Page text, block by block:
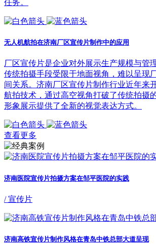
任务。
无人机航拍在济南厂区宣传片制作中的应用
厂区宣传片是企业对外展示生产规模与管
传统拍摄手段受限于地面视角，难以呈现
间关系。济南厂区宣传片制作行业近年来
航拍技术，通过高空视角打破了传统拍摄
形象展示提供了全新的视觉表达方式。
查看更多
济南医院宣传片拍摄方案在邹平医院的实践
/ 宣传片
济南高铁宣传片制作风格在青岛中铁总部大道呈现